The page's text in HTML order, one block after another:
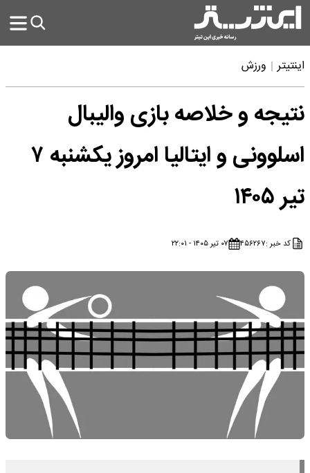
اینتیتر ورزش
نتیجه و خلاصه بازی والیبال
اسلوونی و ایتالیا امروز یکشنبه ۷
تیر ۱۴۰۵
کد خبر :۴۵۶۲۶۷ ۰۷ تیر ۱۴۰۵ - ۲۲:۰۱